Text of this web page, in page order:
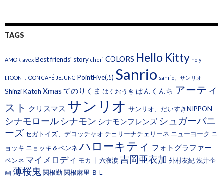
TAGS
AMOR avex Best friends' story cheri COLORS Hello Kitty holy
I.TOON I.TOON CAFÉ JEJUNG PointFive(.5) Sanrio sanrio、サンリオ
Shinzi Katoh Xmas てのりくま はくおうき ぱんくんち アーティ
スト クリスマス サンリオ サンリオ、だいすきNIPPON
シナモロール シナモン シナモンフレンズ シュガーバニ
ーズ セガトイズ、デコッチャオ チェリーナチェリーネ ニューヨーク ニ
ョッキ ニョッキ＆ペンネ ハローキティ フォトグラファー
ペンネ マイメロディ モカ 十六夜涙 吉岡亜衣加 外村友紀浅井企
画薄桜鬼関根勤関根麻里 ＢＬ